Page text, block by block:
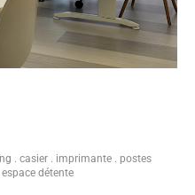
. casier . imprimante . postes
détente